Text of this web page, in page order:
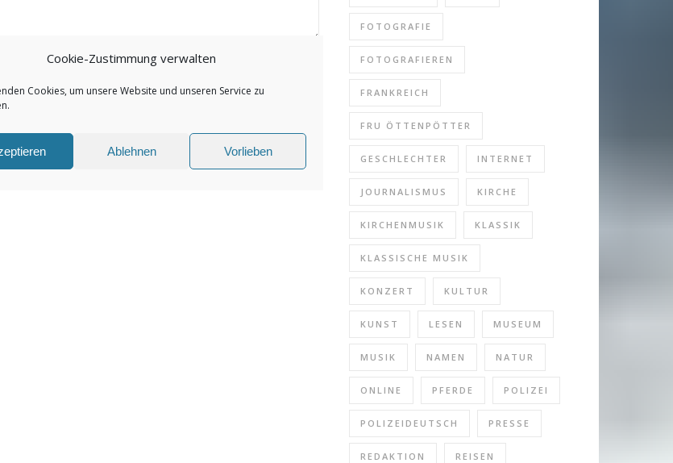
Cookie-Zustimmung verwalten
Cookies, um unsere Website und unseren Service zu
Ablehnen Vorlieben
FOTOGRAFIE
FOTOGRAFIEREN
FRANKREICH
FRU ÖTTENPÖTTER
GESCHLECHTER INTERNET
JOURNALISMUS KIRCHE
KIRCHENMUSIK KLASSIK
KLASSISCHE MUSIK
KONZERT KULTUR
KUNST LESEN MUSEUM
MUSIK NAMEN NATUR
ONLINE PFERDE POLIZEI
POLIZEIDEUTSCH PRESSE
REDAKTION REISEN